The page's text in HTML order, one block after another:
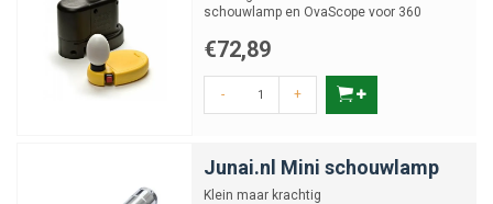
schouwlamp en OvaScope voor 360
€72,89
- +
Junai.nl Mini schouwlamp
Klein maar krachtig